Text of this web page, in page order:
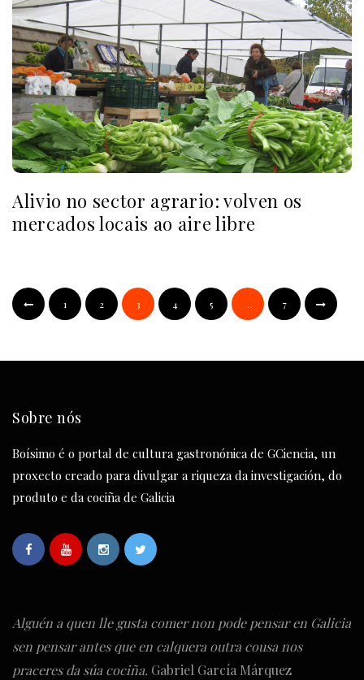
Alivio no sector agrario: volven os
mercados locais ao aire libre
1 2 3 4 5 … 7
Sobre nós
Boísimo é o portal de cultura gastronónica de GCiencia, un
proxecto creado para divulgar a riqueza da investigación, do
produto e da cociña de Galicia
Alguén a quen lle gusta comer non pode pensar en Galicia
sen pensar antes que en calquera outra cousa nos
praceres da súa cociña. Gabriel García Márquez